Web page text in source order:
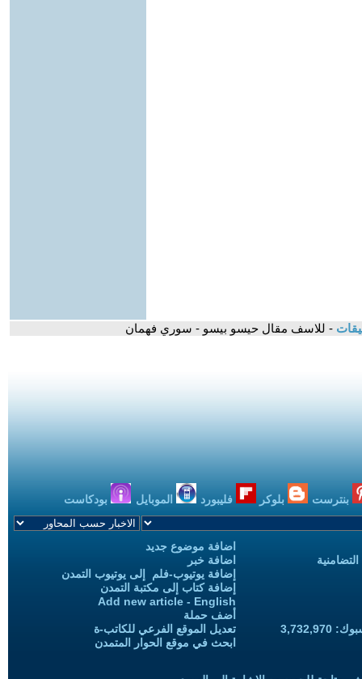
- للاسف مقال حيسو بيسو - سوري فهمان
بنترست بلوكر فليبورد الموبايل بودكاست
اضافة موضوع جديد
اضافة خبر
إضافة يوتيوب-فلم إلى يوتيوب التمدن
إضافة كتاب إلى مكتبة التمدن
Add new article - English
أضف حملة
تعديل الموقع الفرعي للكاتب-ة
ابحث في موقع الحوار المتمدن